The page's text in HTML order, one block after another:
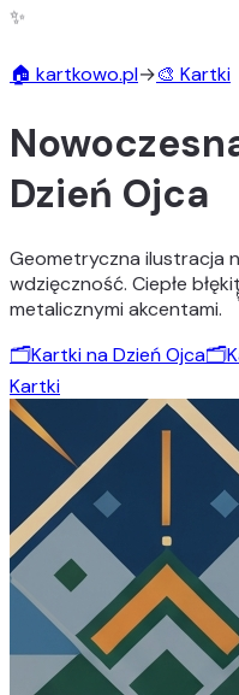
✨
🏠 kartkowo.pl→🎨 Kartki
Dzień Ojca
Geometryczna ilustracja
wdzięczność. Ciepłe
metalicznymi akcentami.
🗂️Kartki na Dzień Ojca🗂️
Kartki